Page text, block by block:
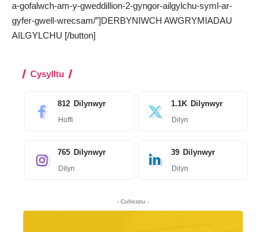
a-gofalwch-am-y-gweddillion-2-gyngor-ailgylchu-syml-ar-
gyfer-gwell-wrecsam/”]DERBYNIWCH AWGRYMIADAU
AILGYLCHU [/button]
Cysylltu
812 Dilynwyr
Hoffi
1.1K Dilynwyr
Dilyn
765 Dilynwyr
Dilyn
39 Dilynwyr
Dilyn
- Cofrestru -